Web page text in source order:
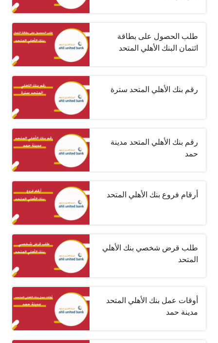
طلب الحصول على بطاقة
ائتمان البنك الأهلي المتحد
رقم بنك الأهلي المتحد سترة
رقم بنك الأهلي المتحد مدينة
حمد
أرقام فروع بنك الأهلي المتحد
طلب قرض شخصي بنك الأهلي
المتحد
أوقات عمل بنك الأهلي المتحد
مدينة حمد